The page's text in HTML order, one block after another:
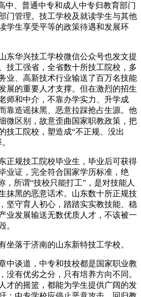
中、普通中专和成人中专归教育部门
门管理。技工学校及就读学生与其他
学生享受平等的政策待遇和发展环
东华兴技工学校微信公众号也发文提
技工强省，全省数十所技工院校，多
业、高新技术行业输送了百万名技能
展的重要人才支撑。但在激烈的招生
师和中介，不靠办学实力、升学成
靠造谣抹黑、恶意拉踩抢占生源。他
微区别，故意歪曲国家职教政策，把
技工院校，塑造成“不正规、没出
正规技工院校毕业生，毕业后可获得
业证，完全符合国家学历标准，绝
，所谓“技校只能打工”，是对技能人
抹黑的恶意话术。山东数十所正规技
坚守育人初心，踏踏实实教技能、稳
业发展输送无数优质人才，不该被一
。
坐落于济南的山东新特技工学校。
中谈道，中专和技校都是国家职业教
没有优劣之分，只有培养方向不同。
才的摇篮，都能为学生提供广阔的发